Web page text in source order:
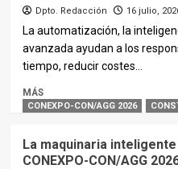
Dpto. Redacción 16 julio,
La automatización, la
avanzada ayudan a los
tiempo, reducir costes...
MÁS
CONEXPO-CON/AGG 2026
La maquinaria
CONEXPO-CON/AGG